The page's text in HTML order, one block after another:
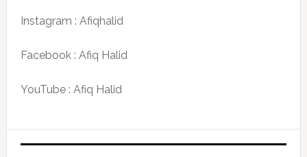
Instagram : Afiqhalid
Facebook : Afiq Halid
YouTube : Afiq Halid